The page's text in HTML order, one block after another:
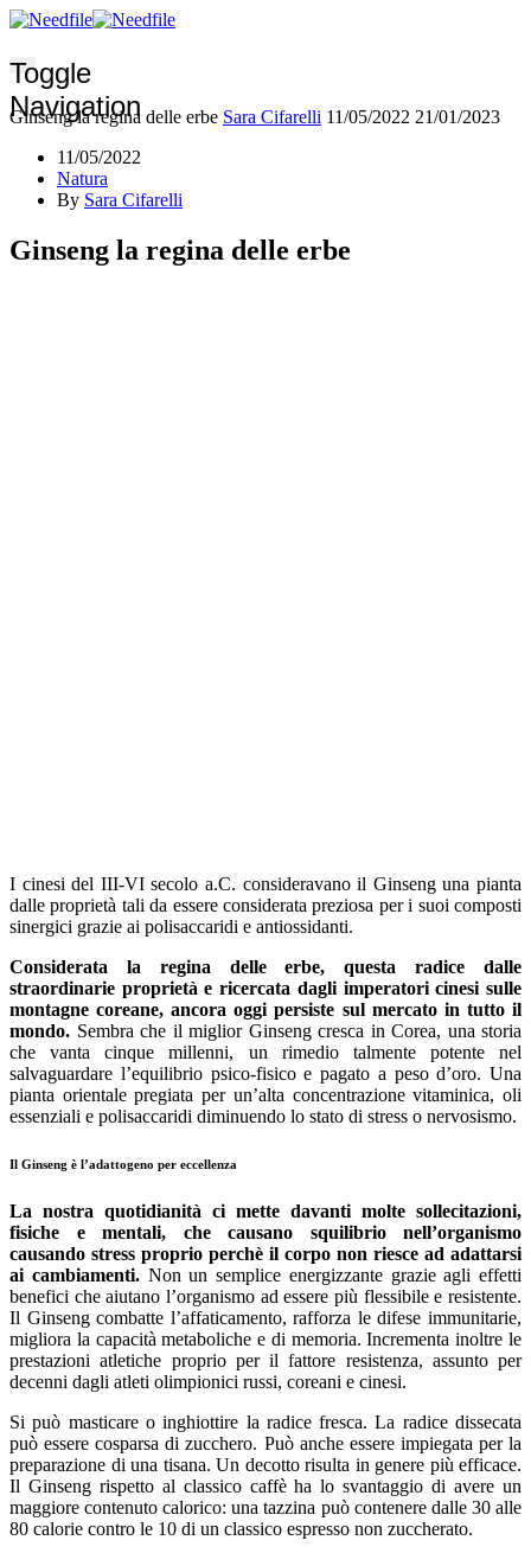
Toggle
Navigation
Ginseng la regina delle erbe Sara Cifarelli 11/05/2022 21/01/2023
11/05/2022
Natura
By Sara Cifarelli
Ginseng la regina delle erbe
I cinesi del III-VI secolo a.C. consideravano il Ginseng una pianta
dalle proprietà tali da essere considerata preziosa per i suoi composti
sinergici grazie ai polisaccaridi e antiossidanti.
Considerata la regina delle erbe, questa radice dalle
straordinarie proprietà e ricercata dagli imperatori cinesi sulle
montagne coreane, ancora oggi persiste sul mercato in tutto il
mondo. Sembra che il miglior Ginseng cresca in Corea, una storia
che vanta cinque millenni, un rimedio talmente potente nel
salvaguardare l’equilibrio psico-fisico e pagato a peso d’oro. Una
pianta orientale pregiata per un’alta concentrazione vitaminica, oli
essenziali e polisaccaridi diminuendo lo stato di stress o nervosismo.
Il Ginseng è l’adattogeno per eccellenza
La nostra quotidianità ci mette davanti molte sollecitazioni,
fisiche e mentali, che causano squilibrio nell’organismo
causando stress proprio perchè il corpo non riesce ad adattarsi
ai cambiamenti.Non un semplice energizzante grazie agli effetti
benefici che aiutano l’organismo ad essere più flessibile e resistente.
Il Ginseng combatte l’affaticamento, rafforza le difese immunitarie,
migliora la capacità metaboliche e di memoria. Incrementa inoltre le
prestazioni atletiche proprio per il fattore resistenza, assunto per
decenni dagli atleti olimpionici russi, coreani e cinesi.
Si può masticare o inghiottire la radice fresca. La radice dissecata
può essere cosparsa di zucchero. Può anche essere impiegata per la
preparazione di una tisana. Un decotto risulta in genere più efficace.
Il Ginseng rispetto al classico caffè ha lo svantaggio di avere un
maggiore contenuto calorico: una tazzina può contenere dalle 30 alle
80 calorie contro le 10 di un classico espresso non zuccherato.